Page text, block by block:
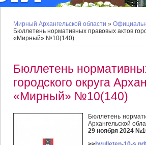
Мирный Архангельской области »
Бюллетень нормативных правовых актов
«Мирный» №10(140)
Бюллетень
городского округа
«Мирный» №10(140)
Бюллетень
Архангельской
29 ноября 2024